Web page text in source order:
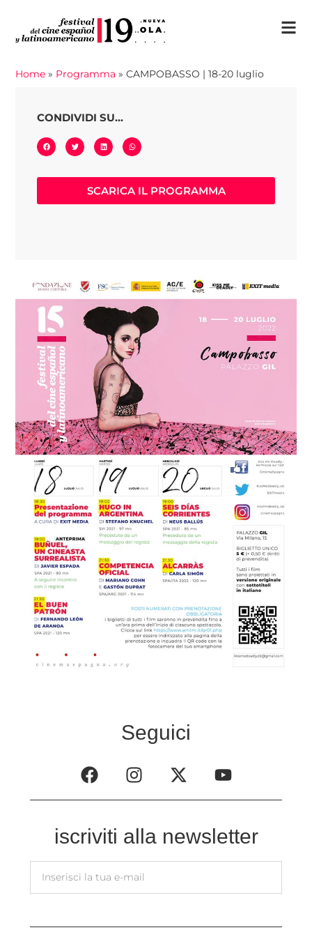
Home » Programma »CAMPOBASSO | 18-20 luglio
CONDIVIDI SU...
SCARICA IL PROGRAMMA
Seguici
iscriviti alla newsletter